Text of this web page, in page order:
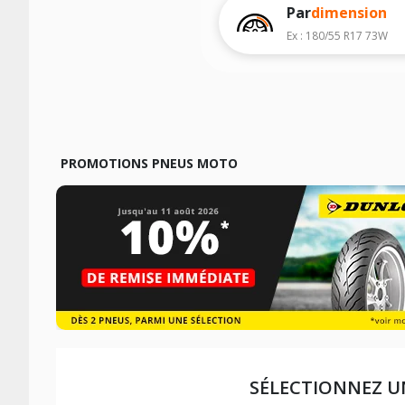
Les résultats de votre recherche sont
véhicule, sans oublier les indices de
Pardimension
Ex : 180/55 R17 73W
PROMOTIONS PNEUS MOTO
SÉLECTIONNEZ